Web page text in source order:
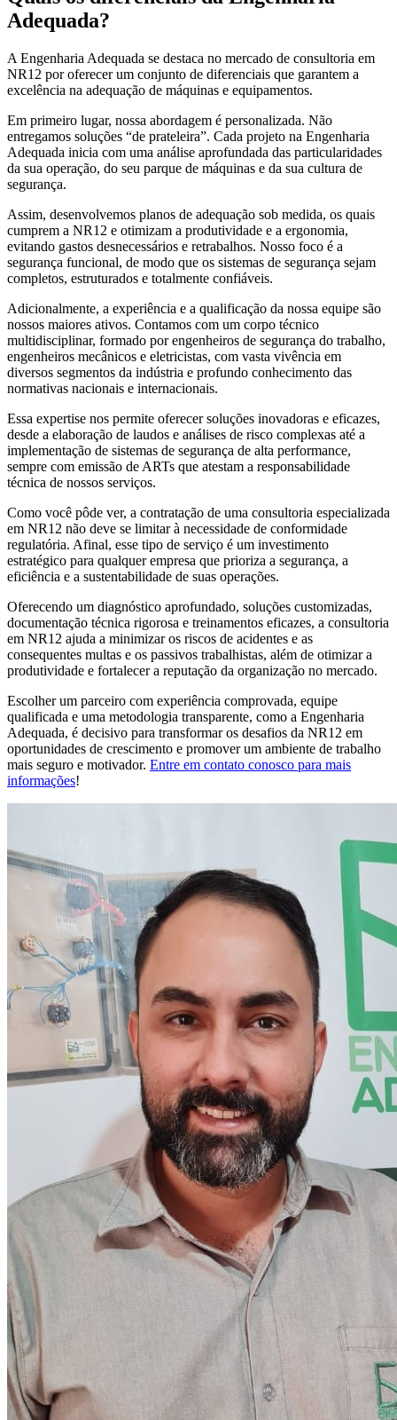
Adequada?
A Engenharia Adequada se destaca no mercado de consultoria em
NR12 por oferecer um conjunto de diferenciais que garantem a
excelência na adequação de máquinas e equipamentos.
Em primeiro lugar, nossa abordagem é personalizada. Não
entregamos soluções “de prateleira”. Cada projeto na Engenharia
Adequada inicia com uma análise aprofundada das particularidades
da sua operação, do seu parque de máquinas e da sua cultura de
segurança.
Assim, desenvolvemos planos de adequação sob medida, os quais
cumprem a NR12 e otimizam a produtividade e a ergonomia,
evitando gastos desnecessários e retrabalhos. Nosso foco é a
segurança funcional, de modo que os sistemas de segurança sejam
completos, estruturados e totalmente confiáveis.
Adicionalmente, a experiência e a qualificação da nossa equipe são
nossos maiores ativos. Contamos com um corpo técnico
multidisciplinar, formado por engenheiros de segurança do trabalho,
engenheiros mecânicos e eletricistas, com vasta vivência em
diversos segmentos da indústria e profundo conhecimento das
normativas nacionais e internacionais.
Essa expertise nos permite oferecer soluções inovadoras e eficazes,
desde a elaboração de laudos e análises de risco complexas até a
implementação de sistemas de segurança de alta performance,
sempre com emissão de ARTs que atestam a responsabilidade
técnica de nossos serviços.
Como você pôde ver, a contratação de uma consultoria especializada
em NR12 não deve se limitar à necessidade de conformidade
regulatória. Afinal, esse tipo de serviço é um investimento
estratégico para qualquer empresa que prioriza a segurança, a
eficiência e a sustentabilidade de suas operações.
Oferecendo um diagnóstico aprofundado, soluções customizadas,
documentação técnica rigorosa e treinamentos eficazes, a consultoria
em NR12 ajuda a minimizar os riscos de acidentes e as
consequentes multas e os passivos trabalhistas, além de otimizar a
produtividade e fortalecer a reputação da organização no mercado.
Escolher um parceiro com experiência comprovada, equipe
qualificada e uma metodologia transparente, como a Engenharia
Adequada, é decisivo para transformar os desafios da NR12 em
oportunidades de crescimento e promover um ambiente de trabalho
mais seguro e motivador. Entre em contato conosco para mais
informações!